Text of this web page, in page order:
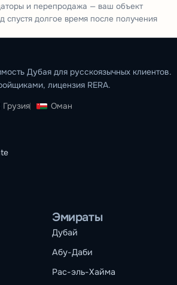
и перепродажа — ваш объект
спустя долгое время после получения
Дубая для русскоязычных клиентов.
лицензия RERA.
Грузия Оман
Эмираты
Дубай
Абу-Даби
Рас-эль-Хайма